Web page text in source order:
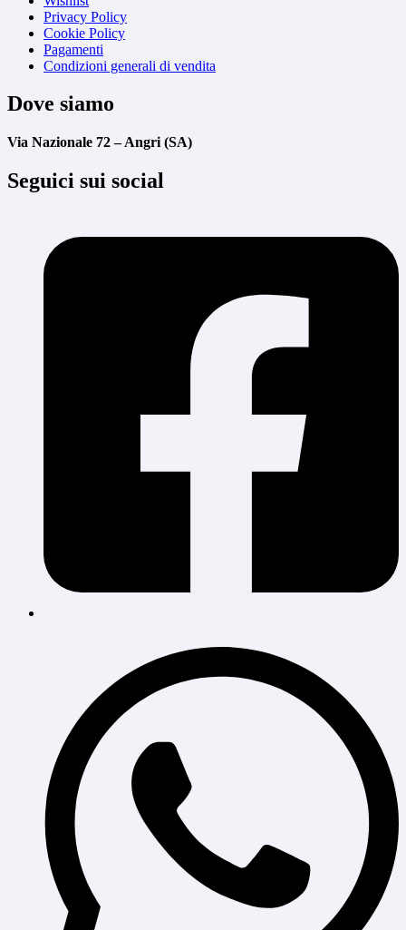
Privacy Policy
Cookie Policy
Pagamenti
Condizioni generali di vendita
Dove siamo
Via Nazionale 72 – Angri (SA)
Seguici sui social